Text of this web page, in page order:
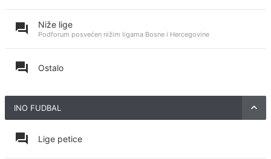
Niže lige
Podforum posvećen nižim ligama Bosne i Hercegovine
Ostalo
INO FUDBAL
Lige petice